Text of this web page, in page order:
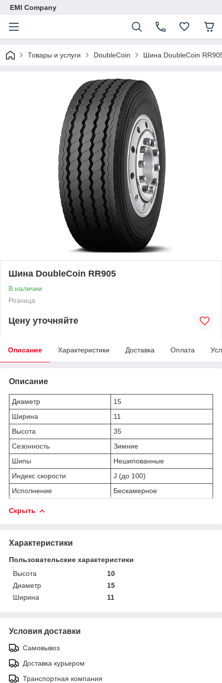
EMI Company
Товары и услуги DoubleCoin Шина DoubleCoin
Шина DoubleCoin RR905
В наличии
Розница
Цену уточняйте
Описание Характеристики Доставка Оплата
Описание
Диаметр
15
Ширина
11
Высота
35
Сезонность
Зимние
Шипы
Нешипованные
Индекс скорости
J (до 100)
Исполнение
Бескамерное
Скрыть
Характеристики
Пользовательские характеристики
Высота
10
Диаметр
15
Ширина
11
Условия доставки
Самовывоз
Доставка курьером
Транспортная компания